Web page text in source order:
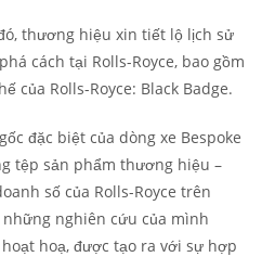
thương hiệu xin tiết lộ lịch sử
cách tại Rolls-Royce, bao gồm
của Rolls-Royce: Black Badge.
đặc biệt của dòng xe Bespoke
tệp sản phẩm thương hiệu –
số của Rolls-Royce trên
nghiên cứu của mình
hoạ, được tạo ra với sự hợp